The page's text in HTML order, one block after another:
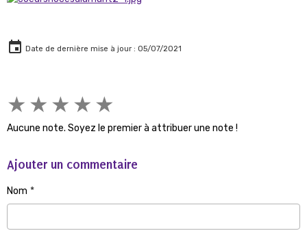
Date de dernière mise à jour : 05/07/2021
★ ★ ★ ★ ★
Aucune note. Soyez le premier à attribuer une note !
Ajouter un commentaire
Nom